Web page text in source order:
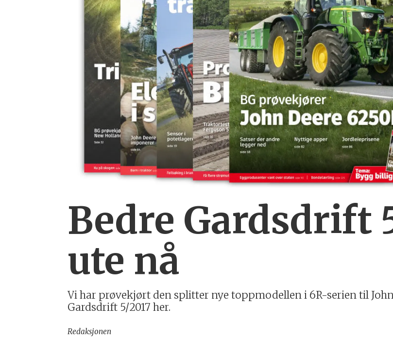
Bedre Gardsdrift
ute nå
Vi har prøvekjørt den splitter nye toppmodellen i 6R-serien til John
Gardsdrift 5/2017 her.
Redaksjonen